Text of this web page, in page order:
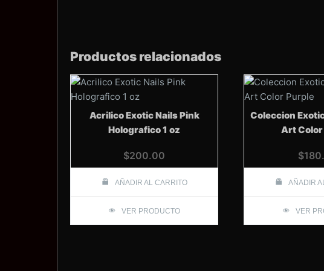
Productos relacionados
Acrilico Exotic Nails Pink
Holografico 1 oz
$200.00
AÑADIR AL CARRITO
VER PRODUCTO
Coleccion
Art
$
AÑADIR
VER